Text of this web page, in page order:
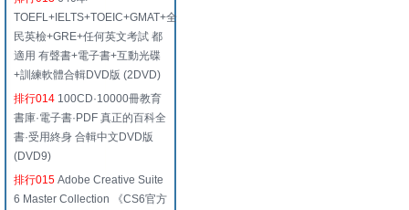
TOEFL+IELTS+TOEIC+GMAT+全
民英檢+GRE+任何英文考試 都
適用 有聲書+電子書+互動光碟
+訓練軟體合輯DVD版 (2DVD)
排行014 100CD·10000冊教育
書庫·電子書·PDF 真正的百科全
書·受用終身 合輯中文DVD版
(DVD9)
排行015 Adobe Creative Suite
6 Master Collection 《CS6官方